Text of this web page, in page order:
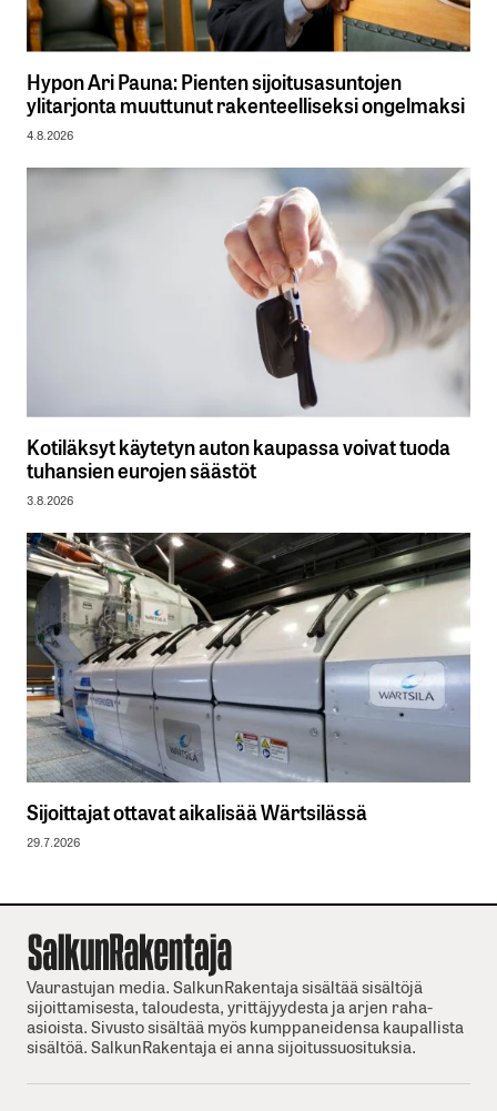
Hypon Ari Pauna: Pienten sijoitusasuntojen
ylitarjonta muuttunut rakenteelliseksi ongelmaksi
4.8.2026
Kotiläksyt käytetyn auton kaupassa voivat tuoda
tuhansien eurojen säästöt
3.8.2026
Sijoittajat ottavat aikalisää Wärtsilässä
29.7.2026
Vaurastujan media. SalkunRakentaja sisältää sisältöjä
sijoittamisesta, taloudesta, yrittäjyydesta ja arjen raha-
asioista. Sivusto sisältää myös kumppaneidensa kaupallista
sisältöä. SalkunRakentaja ei anna sijoitussuosituksia.